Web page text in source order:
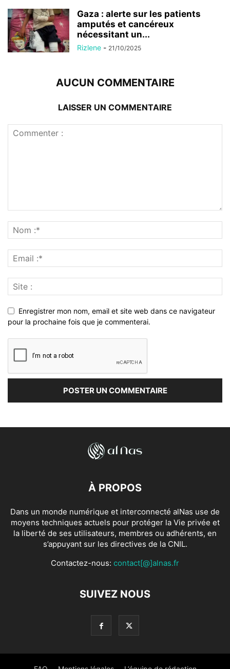
Gaza : alerte sur les patients
amputés et cancéreux
nécessitant un...
Rizlene - 21/10/2025
AUCUN COMMENTAIRE
LAISSER UN COMMENTAIRE
Enregistrer mon nom, email et site web dans ce navigateur
pour la prochaine fois que je commenterai.
À PROPOS
Dans un monde numérique et interconnecté alNas use de
moyens techniques actuels pour protéger la Vie privée et
la liberté de ses utilisateurs, membres ou adhérents, en
s’appuyant sur les directives de la CNIL.
Contactez-nous: contact[@]alnas.fr
SUIVEZ NOUS